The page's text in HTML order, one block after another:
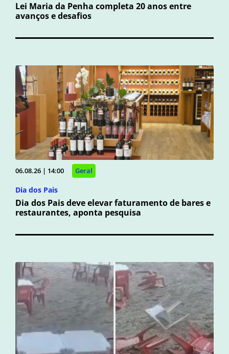
Lei Maria da Penha completa 20 anos entre
avanços e desafios
06.08.26 | 14:00 Geral
Dia dos Pais
Dia dos Pais deve elevar faturamento de bares e
restaurantes, aponta pesquisa